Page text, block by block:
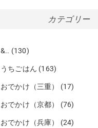
カテゴリー
&.. (130)
うちごはん (163)
おでかけ（三重） (17)
おでかけ（京都） (76)
おでかけ（兵庫） (24)